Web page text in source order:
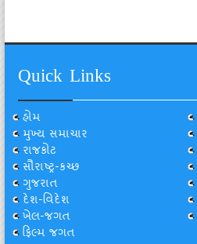
Quick Links
હોમ
મુખ્ય સમાચાર
રાજકોટ
સૌરાષ્ટ્ર-કચ્છ
ગુજરાત
દેશ-વિદેશ
ખેલ-જગત
ફિલ્મ જગત